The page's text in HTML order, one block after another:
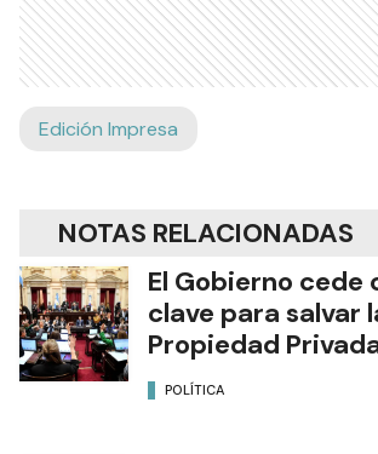
Edición Impresa
NOTAS RELACIONADAS
El Gobierno cede
clave para salvar
Propiedad
POLÍTICA